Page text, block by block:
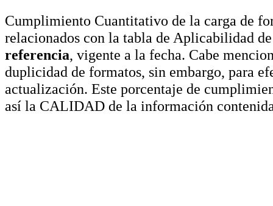
Cumplimiento Cuantitativo de la carga de
relacionados con la tabla de Aplicabilidad
referencia, vigente a la fecha. Cabe
duplicidad de formatos, sin embargo, para
actualización. Este porcentaje de
así la CALIDAD de la información